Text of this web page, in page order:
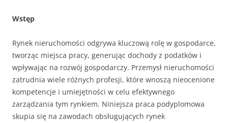
Wstęp
Rynek nieruchomości odgrywa kluczową rolę w gospodarce,
tworząc miejsca pracy, generując dochody z podatków i
wpływając na rozwój gospodarczy. Przemysł nieruchomości
zatrudnia wiele różnych profesji, które wnoszą nieocenione
kompetencje i umiejętności w celu efektywnego
zarządzania tym rynkiem. Niniejsza praca podyplomowa
skupia się na zawodach obsługujących rynek